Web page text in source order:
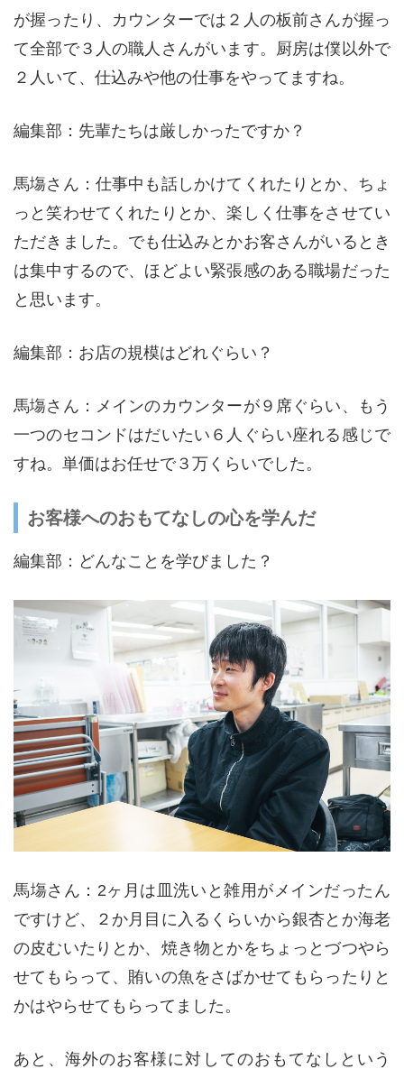
が握ったり、カウンターでは２人の板前さんが握っ
て全部で３人の職人さんがいます。厨房は僕以外で
２人いて、仕込みや他の仕事をやってますね。
編集部：先輩たちは厳しかったですか？
馬塲さん：仕事中も話しかけてくれたりとか、ちょ
っと笑わせてくれたりとか、楽しく仕事をさせてい
ただきました。でも仕込みとかお客さんがいるとき
は集中するので、ほどよい緊張感のある職場だった
と思います。
編集部：お店の規模はどれぐらい？
馬塲さん：メインのカウンターが９席ぐらい、もう
一つのセコンドはだいたい６人ぐらい座れる感じで
すね。単価はお任せで３万くらいでした。
お客様へのおもてなしの心を学んだ
編集部：どんなことを学びました？
馬塲さん：2ヶ月は皿洗いと雑用がメインだったん
ですけど、２か月目に入るくらいから銀杏とか海老
の皮むいたりとか、焼き物とかをちょっとづつやら
せてもらって、賄いの魚をさばかせてもらったりと
かはやらせてもらってました。
あと、海外のお客様に対してのおもてなしという